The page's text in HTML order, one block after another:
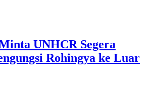
UNHCR Segera
Rohingya ke Luar